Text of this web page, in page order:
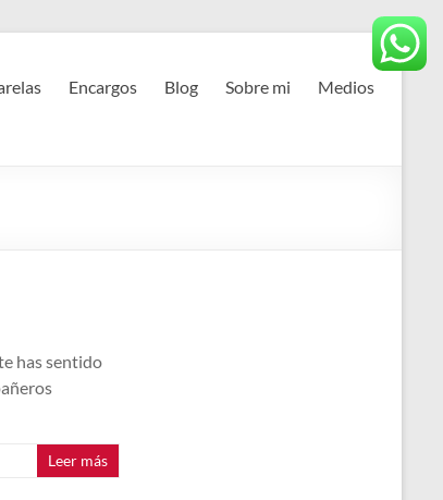
Encargos Blog Sobre mi Medios
has sentido
Leer más